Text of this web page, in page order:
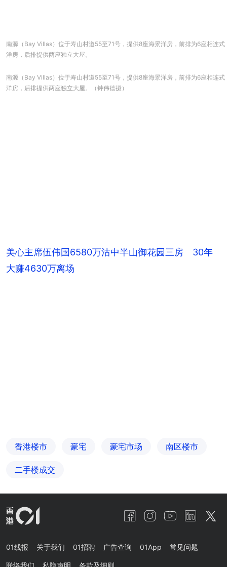
南源（Bay Villas）位于寿山村道55至71号，提供8座海景洋房，前排为6座相连式
洋房，后排提供两座独立大屋。
南源（Bay Villas）位于寿山村道55至71号，提供8座海景洋房，前排为6座相连式
洋房，后排提供两座独立大屋。（钟伟德摄）
美心主席伍伟国6580万沽中半山御花园三房 30年
大赚4630万离场
香港楼市 豪宅 豪宅市场 南区楼市
二手楼成交
01线报 关于我们 01招聘 广告查询 01App 常见问题
联络我们 私隐声明 条款及细则